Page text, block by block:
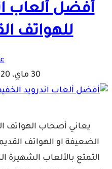
أفضل ألعاب
للهواتف
30 ماي، 2020
يعاني أصحاب الهواتف
الضعيفة او الهواتف
التمتع بالألعاب الشهيرة